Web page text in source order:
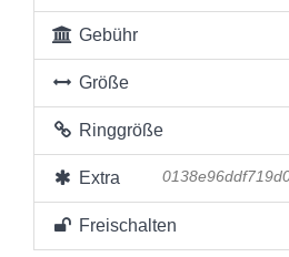
Gebühr
Größe
Ringgröße
Extra
Freischalten